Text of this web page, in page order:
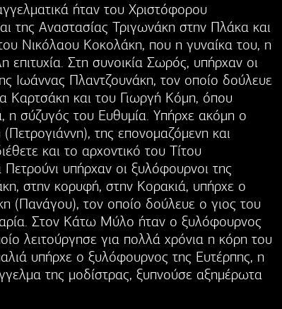
ήταν του Χριστόφορου
της Αναστασίας Τριγωνάκη στην Πλάκα και
Νικόλαου Κοκολάκη, που η γυναίκα του, η
Στη συνοικία Σωρός, υπήρχαν οι
Ιωάννας Πλαντζουνάκη, τον οποίο δούλευε
Καρτσάκη και του Γιωργή Κόμη, όπου
η σύζυγός του Ευθυμία. Υπήρχε ακόμη ο
της επονομαζόμενη και
και το αρχοντικό του Τίτου
υπήρχαν οι ξυλόφουρνοι της
στην κορυφή, στην Κορακιά, υπήρχε ο
τον οποίο δούλευε ο γιος του
Στον Κάτω Μύλο ήταν ο ξυλόφουρνος
λειτούργησε για πολλά χρόνια η κόρη του
υπήρχε ο ξυλόφουρνος της Ευτέρπης, η
της μοδίστρας, ξυπνούσε αξημέρωτα